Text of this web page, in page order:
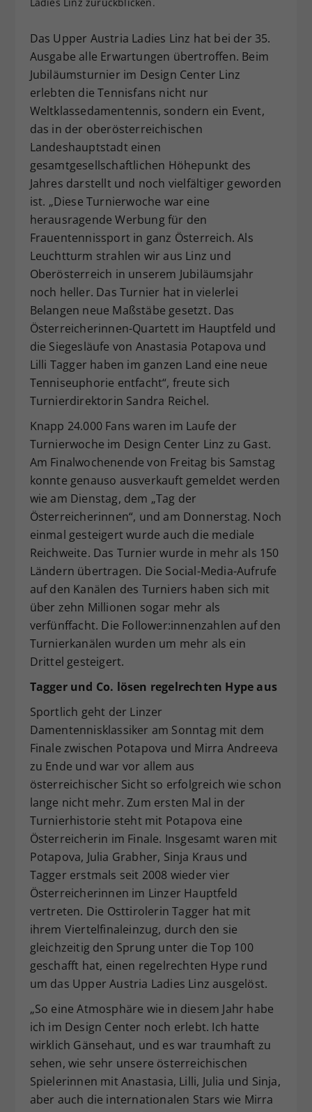
Das Upper Austria Ladies Linz hat bei der 35.
Ausgabe alle Erwartungen übertroffen. Beim
Jubiläumsturnier im Design Center Linz
erlebten die Tennisfans nicht nur
Weltklassedamentennis, sondern ein Event,
das in der oberösterreichischen
Landeshauptstadt einen
gesamtgesellschaftlichen Höhepunkt des
Jahres darstellt und noch vielfältiger geworden
ist. „Diese Turnierwoche war eine
herausragende Werbung für den
Frauentennissport in ganz Österreich. Als
Leuchtturm strahlen wir aus Linz und
Oberösterreich in unserem Jubiläumsjahr
noch heller. Das Turnier hat in vielerlei
Belangen neue Maßstäbe gesetzt. Das
Österreicherinnen-Quartett im Hauptfeld und
die Siegesläufe von Anastasia Potapova und
Lilli Tagger haben im ganzen Land eine neue
Tenniseuphorie entfacht“, freute sich
Turnierdirektorin Sandra Reichel.
Knapp 24.000 Fans waren im Laufe der
Turnierwoche im Design Center Linz zu Gast.
Am Finalwochenende von Freitag bis Samstag
konnte genauso ausverkauft gemeldet werden
wie am Dienstag, dem „Tag der
Österreicherinnen“, und am Donnerstag. Noch
einmal gesteigert wurde auch die mediale
Reichweite. Das Turnier wurde in mehr als 150
Ländern übertragen. Die Social-Media-Aufrufe
auf den Kanälen des Turniers haben sich mit
über zehn Millionen sogar mehr als
verfünffacht. Die Follower:innenzahlen auf den
Turnierkanälen wurden um mehr als ein
Drittel gesteigert.
Tagger und Co. lösen regelrechten Hype aus
Sportlich geht der Linzer
Damentennisklassiker am Sonntag mit dem
Finale zwischen Potapova und Mirra Andreeva
zu Ende und war vor allem aus
österreichischer Sicht so erfolgreich wie schon
lange nicht mehr. Zum ersten Mal in der
Turnierhistorie steht mit Potapova eine
Österreicherin im Finale. Insgesamt waren mit
Potapova, Julia Grabher, Sinja Kraus und
Tagger erstmals seit 2008 wieder vier
Österreicherinnen im Linzer Hauptfeld
vertreten. Die Osttirolerin Tagger hat mit
ihrem Viertelfinaleinzug, durch den sie
gleichzeitig den Sprung unter die Top 100
geschafft hat, einen regelrechten Hype rund
um das Upper Austria Ladies Linz ausgelöst.
„So eine Atmosphäre wie in diesem Jahr habe
ich im Design Center noch erlebt. Ich hatte
wirklich Gänsehaut, und es war traumhaft zu
sehen, wie sehr unsere österreichischen
Spielerinnen mit Anastasia, Lilli, Julia und Sinja,
aber auch die internationalen Stars wie Mirra
Zweck
Einstellungen. Unter anderem eine
historische Speicherung Ihrer
vorgenommen Einstellungen, falls der
Webseiten-Betreiber dies eingestellt
hat.